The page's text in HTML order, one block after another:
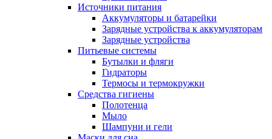
Источники питания
Аккумуляторы и батарейки
Зарядные устройства к аккумуляторам
Зарядные устройства
Питьевые системы
Бутылки и фляги
Гидраторы
Термосы и термокружки
Средства гигиены
Полотенца
Мыло
Шампуни и гели